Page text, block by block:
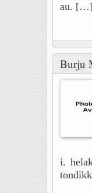
au. […]
Burju
i.